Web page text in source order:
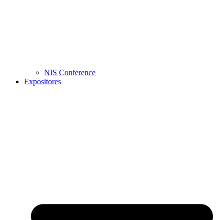
NIS Conference
Expositores